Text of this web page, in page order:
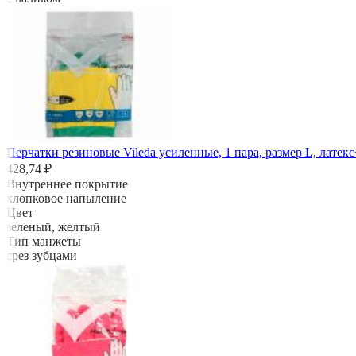
Перчатки резиновые Vileda усиленные, 1 пара, размер L,
428,74 ₽
Внутреннее покрытие
хлопковое напыление
Цвет
зелeный, желтый
Тип манжеты
срез зубцами